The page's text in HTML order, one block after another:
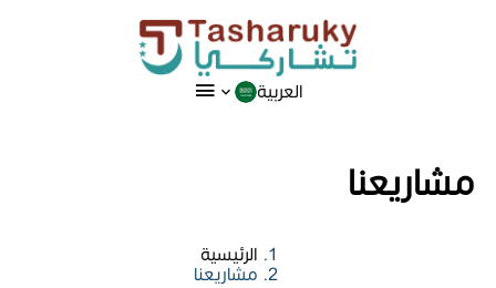
العربية
مشاريعنا
الرئيسية
مشاريعنا